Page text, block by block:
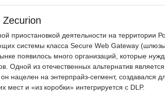
приостановкой деятельности на территории
системы класса Secure Web Gateway (шлюзы
появилось много организаций, которые
Одной из отечественных альтернатив
нацелен на энтерпрайз-сегмент, создавался
мест и «из коробки» интегрируется с DLP.